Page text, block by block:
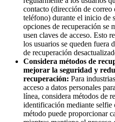
contacto (dirección de
teléfono) durante el inicio de
opciones de recuperación se
usen claves de acceso. Esto
los usuarios se queden fuera
de recuperación
Considera métodos de
mejorar la seguridad y
recuperación: Para
acceso a datos personales
línea, considera métodos de
identificación mediante selfie
método puede proporcionar